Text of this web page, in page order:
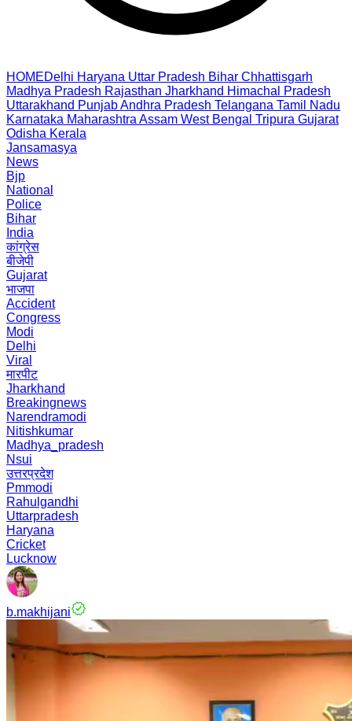
HOMEDelhi Haryana Uttar Pradesh Bihar Chhattisgarh
Madhya Pradesh Rajasthan Jharkhand Himachal Pradesh
Uttarakhand PunjabAndhra Pradesh Telangana Tamil Nadu
Karnataka Maharashtra Assam West Bengal Tripura Gujarat
Odisha Kerala
Jansamasya
News
Bjp
National
Police
Bihar
India
कांग्रेस
बीजेपी
Gujarat
भाजपा
Accident
Congress
Modi
Delhi
Viral
मारपीट
Jharkhand
Breakingnews
Narendramodi
Nitishkumar
Madhya_pradesh
Nsui
उत्तरप्रदेश
Pmmodi
Rahulgandhi
Uttarpradesh
Haryana
Cricket
Lucknow
b.makhijani